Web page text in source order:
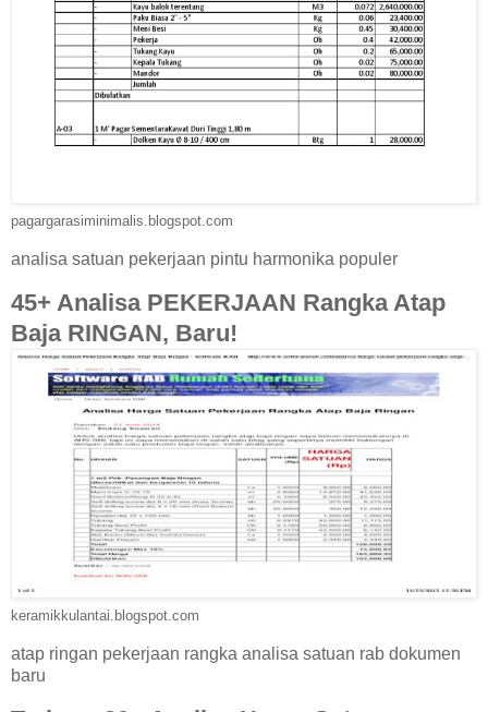
pagargarasiminimalis.blogspot.com
analisa satuan pekerjaan pintu harmonika populer
45+ Analisa PEKERJAAN Rangka Atap
Baja RINGAN, Baru!
keramikkulantai.blogspot.com
atap ringan pekerjaan rangka analisa satuan rab dokumen
baru